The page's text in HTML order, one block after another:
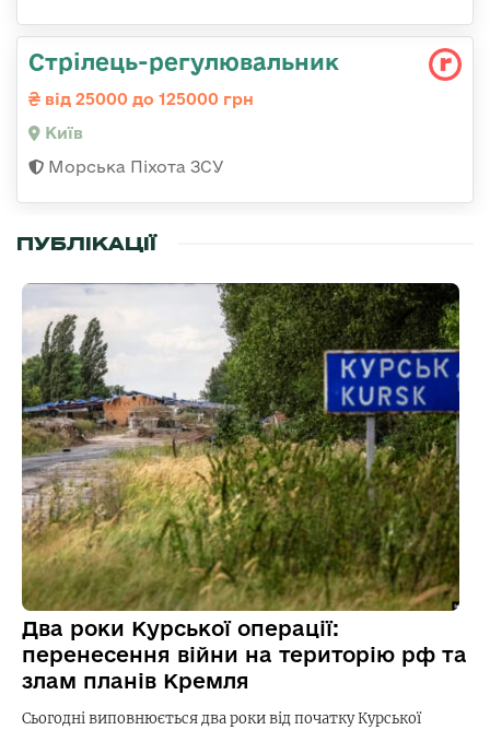
Стpілець-регулювальник
від 25000 до 125000 грн
Київ
Морська Піхота ЗСУ
ПУБЛІКАЦІЇ
Два роки Курської операції:
перенесення війни на територію рф та
злам планів Кремля
Сьогодні виповнюється два роки від початку Курської